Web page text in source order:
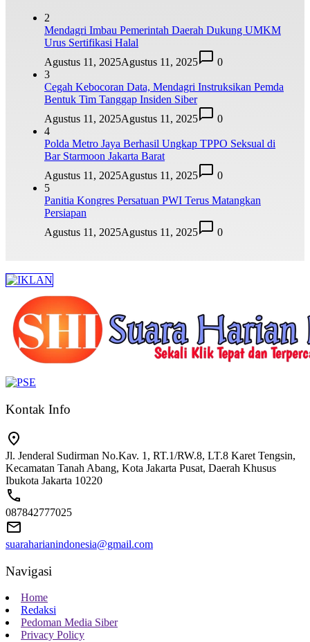
2
Mendagri Imbau Pemerintah Daerah Dukung UMKM
Urus Sertifikasi Halal
Agustus 11, 2025Agustus 11, 2025
0
3
Cegah Kebocoran Data, Mendagri Instruksikan Pemda
Bentuk Tim Tanggap Insiden Siber
Agustus 11, 2025Agustus 11, 2025
0
4
Polda Metro Jaya Berhasil Ungkap TPPO Seksual di
Bar Starmoon Jakarta Barat
Agustus 11, 2025Agustus 11, 2025
0
5
Panitia Kongres Persatuan PWI Terus Matangkan
Persiapan
Agustus 11, 2025Agustus 11, 2025 0
Kontak Info
Jl. Jenderal Sudirman No.Kav. 1, RT.1/RW.8, LT.8 Karet Tengsin,
Kecamatan Tanah Abang, Kota Jakarta Pusat, Daerah Khusus
Ibukota Jakarta 10220
087842777025
suaraharianindonesia@gmail.com
Navigasi
Home
Redaksi
Pedoman Media Siber
Privacy Policy